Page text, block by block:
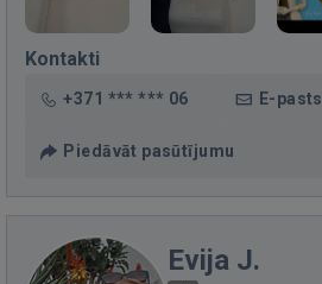
Kontakti
+371 *** *** 06 E-pasts
Piedāvāt pasūtījumu
Evija J.